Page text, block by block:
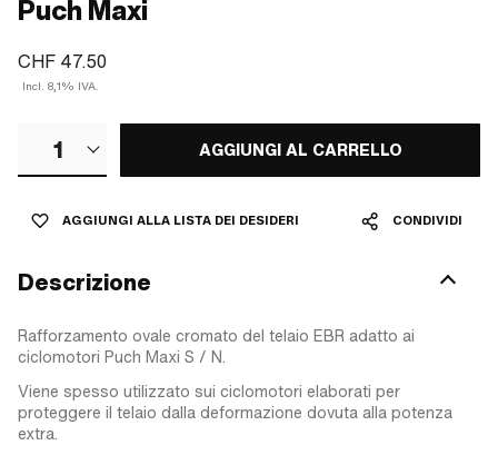
Puch Maxi
CHF 47.50
Incl. 8,1% IVA.
1 AGGIUNGI AL CARRELLO
AGGIUNGI ALLA LISTA DEI DESIDERI CONDIVIDI
Descrizione
Rafforzamento ovale cromato del telaio EBR adatto ai
ciclomotori Puch Maxi S / N.
Viene spesso utilizzato sui ciclomotori elaborati per
proteggere il telaio dalla deformazione dovuta alla potenza
extra.